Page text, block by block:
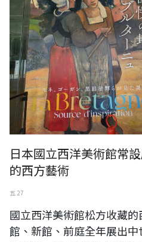
日本國立西洋美術館常
的西方藝術
五 27
國立西洋美術館松方收藏
館、新館、前庭全年展出